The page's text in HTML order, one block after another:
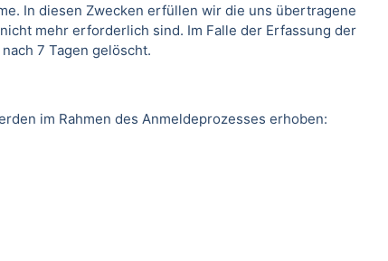
In diesen Zwecken erfüllen wir die uns übertragene
mehr erforderlich sind. Im Falle der Erfassung der
7 Tagen gelöscht.
im Rahmen des Anmeldeprozesses erhoben: